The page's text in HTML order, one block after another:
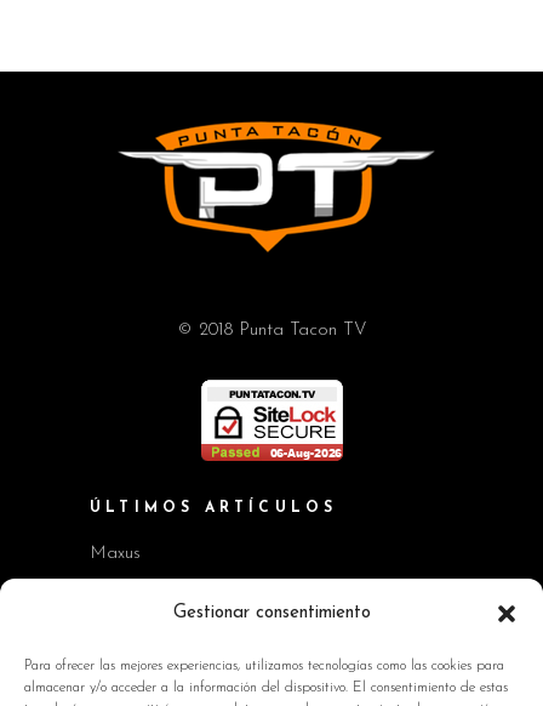
Gestionar consentimiento
Para ofrecer las mejores experiencias, utilizamos tecnologías como las cookies para
almacenar y/o acceder a la información del dispositivo. El consentimiento de estas
© 2018 Punta Tacon TV
ÚLTIMOS ARTÍCULOS
Maxus
Workshop BMW Neue Klasse
Kia EV2 y Kia Seltos